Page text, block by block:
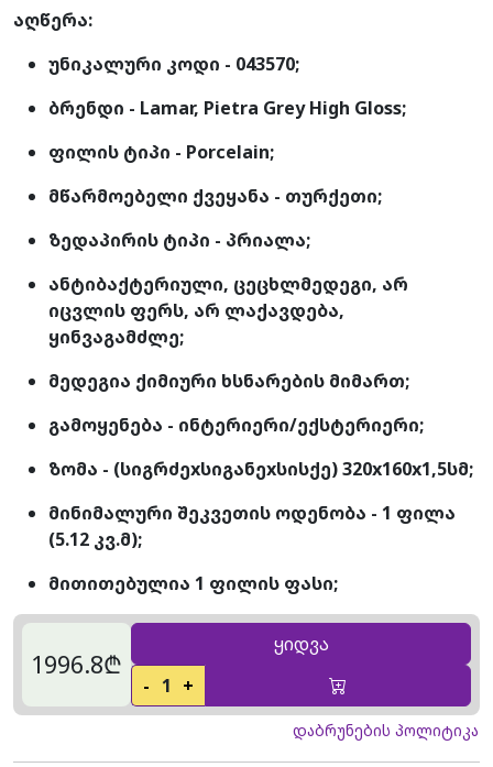
აღწერა:
უნიკალური კოდი - 043570;
ბრენდი - Lamar, Pietra Grey High Gloss;
ფილის ტიპი - Porcelain;
მწარმოებელი ქვეყანა - თურქეთი;
ზედაპირის ტიპი - პრიალა;
ანტიბაქტერიული, ცეცხლმედეგი, არ
იცვლის ფერს, არ ლაქავდება,
ყინვაგამძლე;
მედეგია ქიმიური ხსნარების მიმართ;
გამოყენება - ინტერიერი/ექსტერიერი;
ზომა - (სიგრძეxსიგანეxსისქე) 320x160x1,5სმ;
მინიმალური შეკვეთის ოდენობა - 1 ფილა
(5.12 კვ.მ);
მითითებულია 1 ფილის ფასი;
1996.8₾
ყიდვა
- 1 +
დაბრუნების პოლიტიკა